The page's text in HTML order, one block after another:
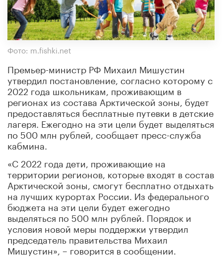
Фото: m.fishki.net
Премьер-министр РФ Михаил Мишустин
утвердил постановление, согласно которому с
2022 года школьникам, проживающим в
регионах из состава Арктической зоны, будет
предоставляться бесплатные путевки в детские
лагеря. Ежегодно на эти цели будет выделяться
по 500 млн рублей, сообщает пресс-служба
кабмина.
«С 2022 года дети, проживающие на
территории регионов, которые входят в состав
Арктической зоны, смогут бесплатно отдыхать
на лучших курортах России. Из федерального
бюджета на эти цели будет ежегодно
выделяться по 500 млн рублей. Порядок и
условия новой меры поддержки утвердил
председатель правительства Михаил
Мишустин», – говорится в сообщении.